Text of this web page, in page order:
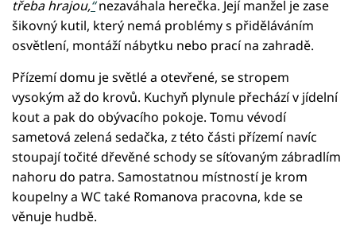
třeba hrajou,“nezaváhala herečka. Její manžel je zase
šikovný kutil, který nemá problémy s přiděláváním
osvětlení, montáží nábytku nebo prací na zahradě.
Přízemí domu je světlé a otevřené, se stropem
vysokým až do krovů. Kuchyň plynule přechází v jídelní
kout a pak do obývacího pokoje. Tomu vévodí
sametová zelená sedačka, z této části přízemí navíc
stoupají točité dřevěné schody se síťovaným zábradlím
nahoru do patra. Samostatnou místností je krom
koupelny a WC také Romanova pracovna, kde se
věnuje hudbě.